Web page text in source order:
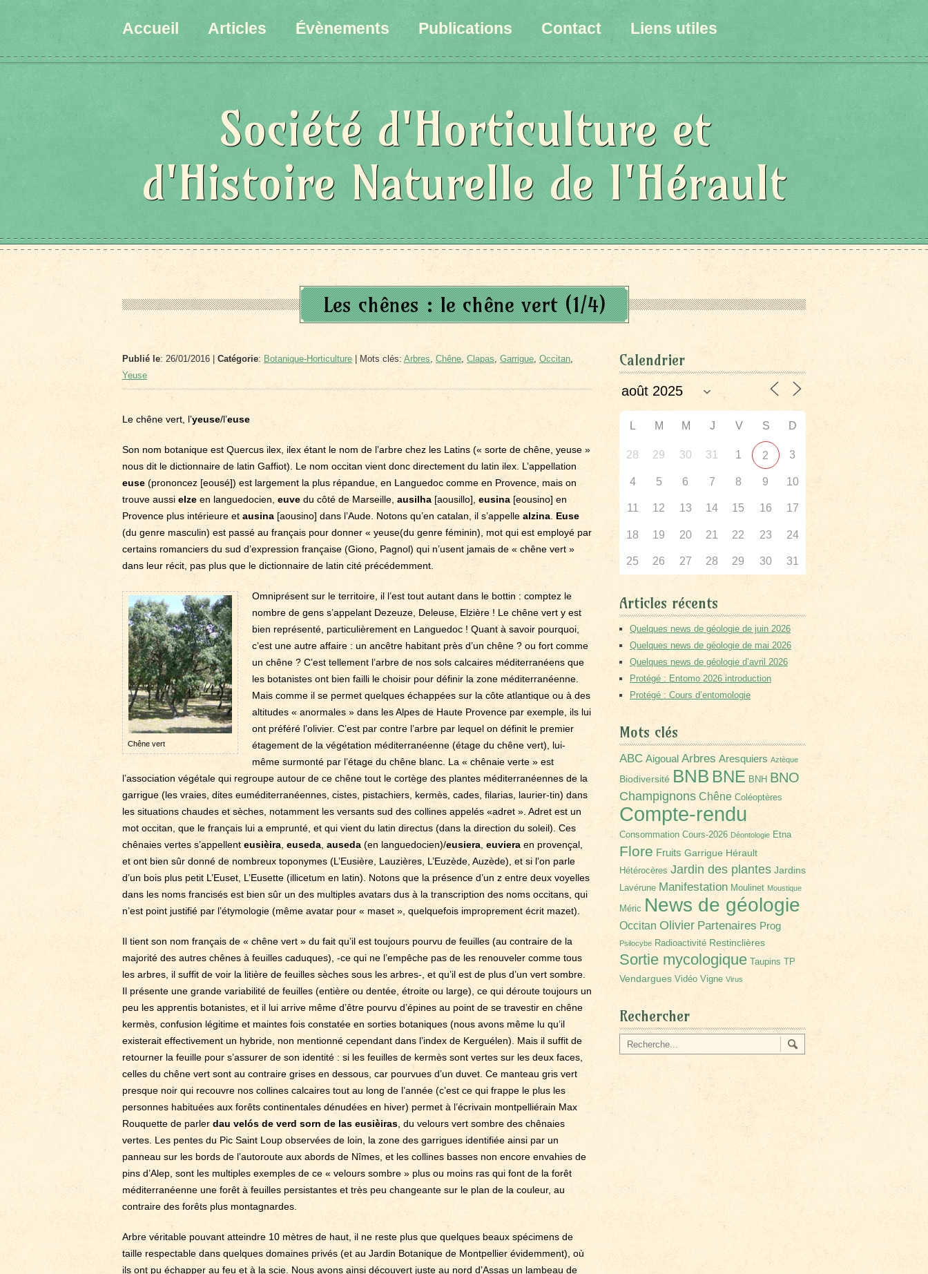
Accueil Articles Évènements Publications Contact Liens utiles
Société d'Horticulture et
d'Histoire Naturelle de l'Hérault
Les chênes : le chêne vert (1/4)
Publié le: 26/01/2016 | Catégorie: Botanique-Horticulture| Mots clés: Arbres, Chêne, Clapas, Garrigue, Occitan,
Yeuse
Le chêne vert, l’yeuse/l’euse
Son nom botanique est Quercus ilex, ilex étant le nom de l’arbre chez les Latins (« sorte de chêne, yeuse »
nous dit le dictionnaire de latin Gaffiot). Le nom occitan vient donc directement du latin ilex. L’appellation
euse (prononcez [eousé]) est largement la plus répandue, en Languedoc comme en Provence, mais on
trouve aussi elze en languedocien, euve du côté de Marseille, ausilha [aousillo], eusina [eousino] en
Provence plus intérieure et ausina [aousino] dans l’Aude. Notons qu’en catalan, il s’appelle alzina Euse
(du genre masculin) est passé au français pour donner « yeuse(du genre féminin), mot qui est employé par
certains romanciers du sud d’expression française (Giono, Pagnol) qui n’usent jamais de « chêne vert »
dans leur récit, pas plus que le dictionnaire de latin cité précédemment.
Chêne vert
Omniprésent sur le territoire, il l’est tout autant dans le bottin : comptez le
nombre de gens s’appelant Dezeuze, Deleuse, Elzière ! Le chêne vert y est
bien représenté, particulièrement en Languedoc ! Quant à savoir pourquoi,
c’est une autre affaire : un ancêtre habitant près d’un chêne ? ou fort comme
un chêne ? C’est tellement l’arbre de nos sols calcaires méditerranéens que
les botanistes ont bien failli le choisir pour définir la zone méditerranéenne.
Mais comme il se permet quelques échappées sur la côte atlantique ou à des
altitudes « anormales » dans les Alpes de Haute Provence par exemple, ils lui
ont préféré l’olivier. C’est par contre l’arbre par lequel on définit le premier
étagement de la végétation méditerranéenne (étage du chêne vert), lui-
même surmonté par l’étage du chêne blanc. La « chênaie verte » est
l’association végétale qui regroupe autour de ce chêne tout le cortège des plantes méditerranéennes de la
garrigue (les vraies, dites euméditerranéennes, cistes, pistachiers, kermès, cades, filarias, laurier-tin) dans
les situations chaudes et sèches, notamment les versants sud des collines appelés «adret ». Adret est un
mot occitan, que le français lui a emprunté, et qui vient du latin directus (dans la direction du soleil). Ces
chênaies vertes s’appellent eusièira euseda auseda (en languedocien)/eusiera euviera en provençal,
et ont bien sûr donné de nombreux toponymes (L’Eusière, Lauzières, L’Euzède, Auzède), et si l’on parle
d’un bois plus petit L’Euset, L’Eusette (illicetum en latin). Notons que la présence d’un z entre deux voyelles
dans les noms francisés est bien sûr un des multiples avatars dus à la transcription des noms occitans, qui
n’est point justifié par l’étymologie (même avatar pour « maset », quelquefois improprement écrit mazet).
Il tient son nom français de « chêne vert » du fait qu’il est toujours pourvu de feuilles (au contraire de la
majorité des autres chênes à feuilles caduques), -ce qui ne l’empêche pas de les renouveler comme tous
les arbres, il suffit de voir la litière de feuilles sèches sous les arbres-, et qu’il est de plus d’un vert sombre.
Il présente une grande variabilité de feuilles (entière ou dentée, étroite ou large), ce qui déroute toujours un
peu les apprentis botanistes, et il lui arrive même d’être pourvu d’épines au point de se travestir en chêne
kermès, confusion légitime et maintes fois constatée en sorties botaniques (nous avons même lu qu’il
existerait effectivement un hybride, non mentionné cependant dans l’index de Kerguélen). Mais il suffit de
retourner la feuille pour s’assurer de son identité : si les feuilles de kermès sont vertes sur les deux faces,
celles du chêne vert sont au contraire grises en dessous, car pourvues d’un duvet. Ce manteau gris vert
presque noir qui recouvre nos collines calcaires tout au long de l’année (c’est ce qui frappe le plus les
personnes habituées aux forêts continentales dénudées en hiver) permet à l’écrivain montpelliérain Max
Rouquette de parler dau velós de verd sorn de las eusièiras , du velours vert sombre des chênaies
vertes. Les pentes du Pic Saint Loup observées de loin, la zone des garrigues identifiée ainsi par un
panneau sur les bords de l’autoroute aux abords de Nîmes, et les collines basses non encore envahies de
pins d’Alep, sont les multiples exemples de ce « velours sombre » plus ou moins ras qui font de la forêt
méditerranéenne une forêt à feuilles persistantes et très peu changeante sur le plan de la couleur, au
contraire des forêts plus montagnardes.
Arbre véritable pouvant atteindre 10 mètres de haut, il ne reste plus que quelques beaux spécimens de
taille respectable dans quelques domaines privés (et au Jardin Botanique de Montpellier évidemment), où
ils ont pu échapper au feu et à la scie. Nous avons ainsi découvert juste au nord d’Assas un lambeau de
Calendrier
L M M J V S D
28 29 30 31 1 2 3
4 5 6 7 8 9 10
11 12 13 14 15 16 17
18 19 20 21 22 23 24
25 26 27 28 29 30 31
Articles récents
Quelques news de géologie de juin 2026
Quelques news de géologie de mai 2026
Quelques news de géologie d’avril 2026
Protégé : Entomo 2026 introduction
Protégé : Cours d’entomologie
Mots clés
ABC Aigoual Arbres Aresquiers Aztèque
Biodiversité BNB BNE BNH BNO
Champignons Chêne Coléoptères
Compte-rendu
Consommation Cours-2026 Déontologie Etna
Flore Fruits Garrigue Hérault
Hétérocères Jardin des plantes Jardins
Lavérune Manifestation Moulinet Moustique
Méric News de géologie
Occitan Olivier Partenaires Prog
Psilocybe Radioactivité Restinclières
Sortie mycologique Taupins TP
Vendargues Vidéo Vigne Virus
Rechercher